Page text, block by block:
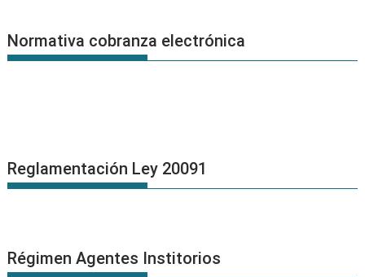
Normativa cobranza electrónica
Reglamentación Ley 20091
Régimen Agentes Institorios